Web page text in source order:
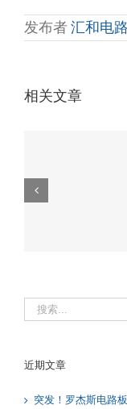
发布者汇和电路
相关文章
搜
索：
近期文章
突发！罗杰斯电路